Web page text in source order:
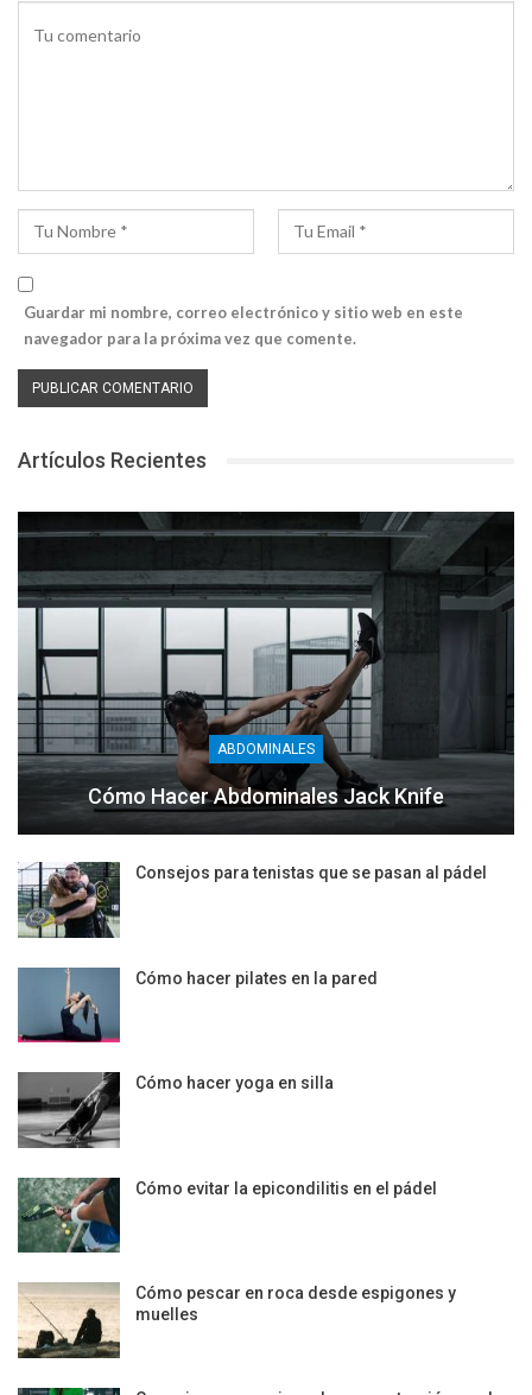
Guardar mi nombre, correo electrónico y sitio web en este
navegador para la próxima vez que comente.
Artículos Recientes
ABDOMINALES
Cómo Hacer Abdominales Jack Knife
Consejos para tenistas que se pasan al pádel
Cómo hacer pilates en la pared
Cómo hacer yoga en silla
Cómo evitar la epicondilitis en el pádel
Cómo pescar en roca desde espigones y
muelles